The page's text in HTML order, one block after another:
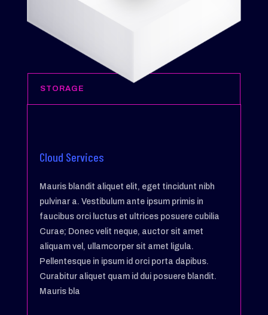
STORAGE
Cloud Services
Mauris blandit aliquet elit, eget tincidunt nibh
pulvinar a. Vestibulum ante ipsum primis in
faucibus orci luctus et ultrices posuere cubilia
Curae; Donec velit neque, auctor sit amet
aliquam vel, ullamcorper sit amet ligula.
Pellentesque in ipsum id orci porta dapibus.
Curabitur aliquet quam id dui posuere blandit.
Mauris bla